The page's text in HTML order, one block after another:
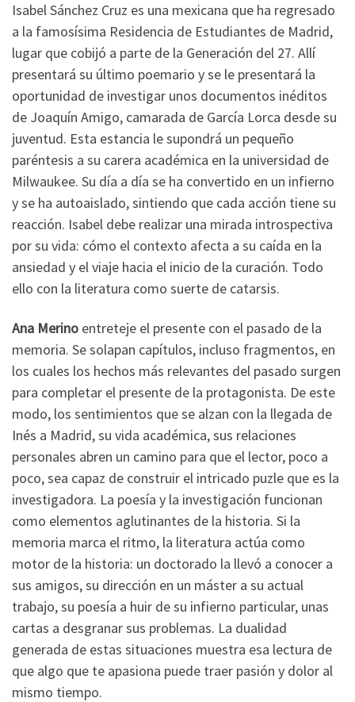
Isabel Sánchez Cruz es una mexicana que ha regresado
a la famosísima Residencia de Estudiantes de Madrid,
lugar que cobijó a parte de la Generación del 27. Allí
presentará su último poemario y se le presentará la
oportunidad de investigar unos documentos inéditos
de Joaquín Amigo, camarada de García Lorca desde su
juventud. Esta estancia le supondrá un pequeño
paréntesis a su carera académica en la universidad de
Milwaukee. Su día a día se ha convertido en un infierno
y se ha autoaislado, sintiendo que cada acción tiene su
reacción. Isabel debe realizar una mirada introspectiva
por su vida: cómo el contexto afecta a su caída en la
ansiedad y el viaje hacia el inicio de la curación. Todo
ello con la literatura como suerte de catarsis.
Ana Merino entreteje el presente con el pasado de la
memoria. Se solapan capítulos, incluso fragmentos, en
los cuales los hechos más relevantes del pasado surgen
para completar el presente de la protagonista. De este
modo, los sentimientos que se alzan con la llegada de
Inés a Madrid, su vida académica, sus relaciones
personales abren un camino para que el lector, poco a
poco, sea capaz de construir el intricado puzle que es la
investigadora. La poesía y la investigación funcionan
como elementos aglutinantes de la historia. Si la
memoria marca el ritmo, la literatura actúa como
motor de la historia: un doctorado la llevó a conocer a
sus amigos, su dirección en un máster a su actual
trabajo, su poesía a huir de su infierno particular, unas
cartas a desgranar sus problemas. La dualidad
generada de estas situaciones muestra esa lectura de
que algo que te apasiona puede traer pasión y dolor al
mismo tiempo.